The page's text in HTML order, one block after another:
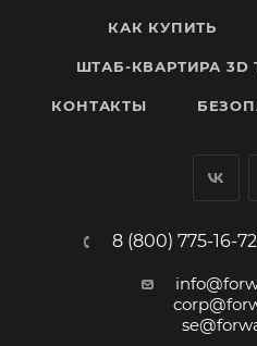
КАК КУПИТЬ
ШТАБ-КВАРТИРА 3D
КОНТАКТЫ
8 (800) 775-16-72